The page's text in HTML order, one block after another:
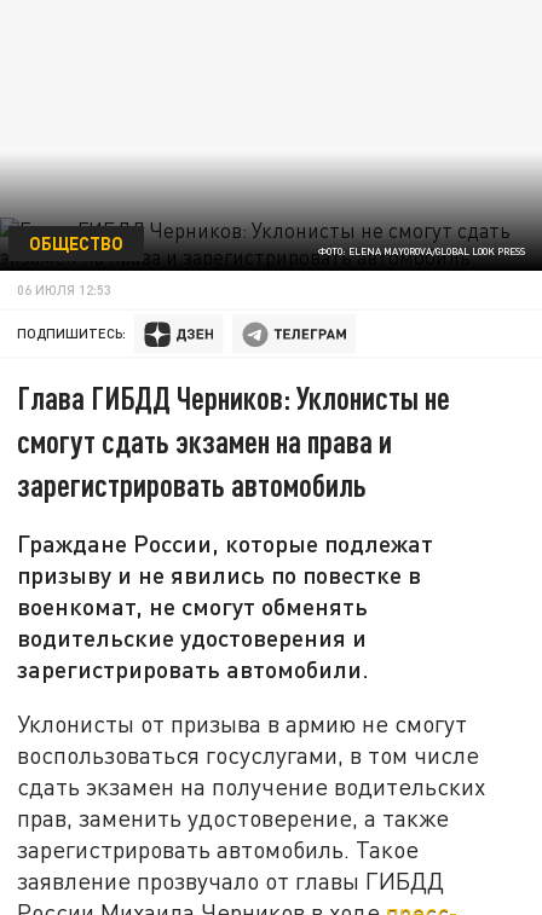
ФОТО: ELENA MAYOROVA/GLOBAL LOOK PRESS
ОБЩЕСТВО
06 ИЮЛЯ 12:53
ПОДПИШИТЕСЬ:
Глава ГИБДД Черников: Уклонисты не
смогут сдать экзамен на права и
зарегистрировать автомобиль
Граждане России, которые подлежат
призыву и не явились по повестке в
военкомат, не смогут обменять
водительские удостоверения и
зарегистрировать автомобили.
Уклонисты от призыва в армию не смогут
воспользоваться госуслугами, в том числе
сдать экзамен на получение водительских
прав, заменить удостоверение, а также
зарегистрировать автомобиль. Такое
заявление прозвучало от главы ГИБДД